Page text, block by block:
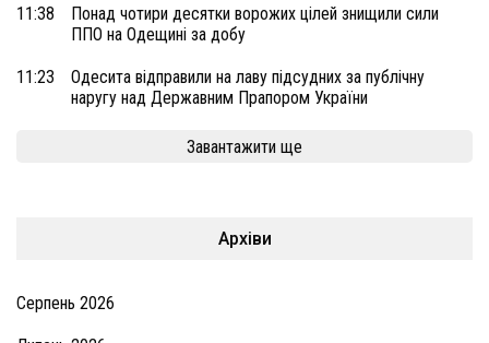
11:38
Понад чотири десятки ворожих цілей знищили сили
ППО на Одещині за добу
11:23
Одесита відправили на лаву підсудних за публічну
наругу над Державним Прапором України
Завантажити ще
Архіви
Серпень 2026